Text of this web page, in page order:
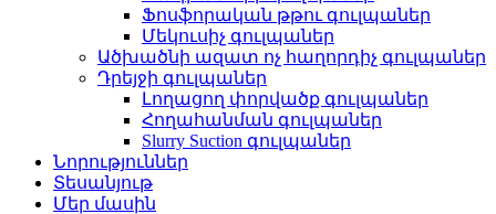
Ֆոսֆորական թթու գուլպաներ
Մեկուսիչ գուլպաներ
Ածխածնի ազատ ոչ հաղորդիչ գուլպաներ
Դրեյջի գուլպաներ
Լողացող փորվածք գուլպաներ
Հողահանման գուլպաներ
Slurry Suction գուլպաներ
Նորություններ
Տեսանյութ
Մեր մասին